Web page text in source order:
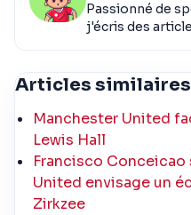
Passionné de
j'écris des
Articles similaires
Manchester United
Lewis Hall
Francisco Conceicao
United envisage un
Zirkzee